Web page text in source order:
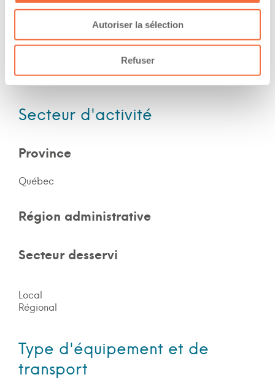
Autoriser la sélection
Refuser
Expérience
Nombre d'années d'expériences 1 an
Secteur d'activité
Province
Québec
Région administrative
Secteur desservi
Local
Régional
Type d'équipement et de
transport